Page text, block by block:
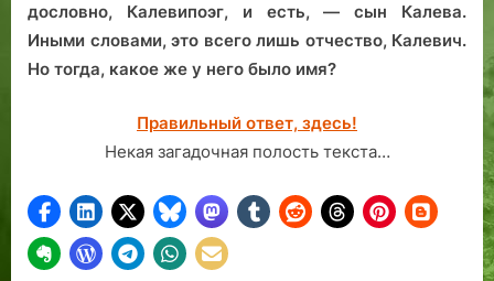
дословно, Калевипоэг, и есть, — сын Калева.
Иными словами, это всего лишь отчество, Калевич.
Но тогда, какое же у него было имя?
Правильный ответ, здесь!
Некая загадочная полость текста…